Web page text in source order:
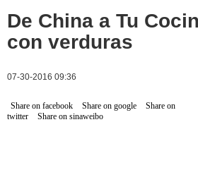
De China a Tu
con verduras
07-30-2016 09:36
Share on facebook Share on google
Share on
twitter
Share on sinaweibo